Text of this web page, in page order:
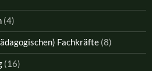
(4)
Fachkräfte (8)
(16)